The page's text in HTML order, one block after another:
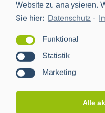
Website zu analysieren.
Sie hier: Datenschutz -
Funktional
Statistik
Marketing
Alle
NEWS
Projektabschluss
Niederspannungsnetz
das Nessum 1T-Modul